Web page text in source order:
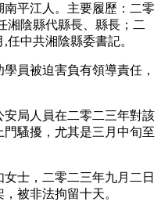
平江人。主要履歷：二零
湘陰縣代縣長、縣長；二
中共湘陰縣委書記。
員被迫害負有領導責任，
局人員在二零二三年對該
騷擾，尤其是三月中旬至
士，二零二三年九月二日
被非法拘留十天。